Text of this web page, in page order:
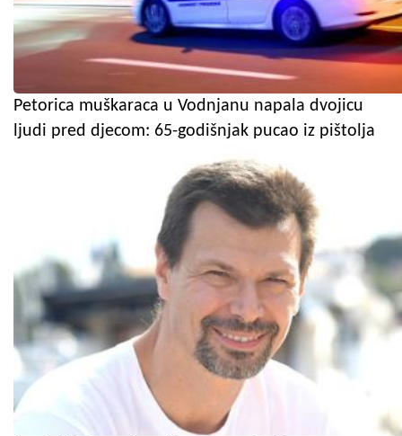
Petorica muškaraca u Vodnjanu napala dvojicu
ljudi pred djecom: 65-godišnjak pucao iz pištolja